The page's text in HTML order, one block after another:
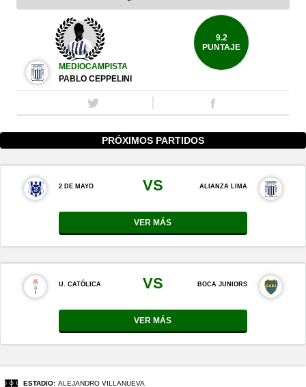
MEDIOCAMPISTA
PABLO CEPPELINI
9.2
PUNTAJE
PRÓXIMOS PARTIDOS
2 DE MAYO VS ALIANZA LIMA
VER MÁS
U. CATÓLICA VS BOCA JUNIORS
VER MÁS
ESTADIO: ALEJANDRO VILLANUEVA